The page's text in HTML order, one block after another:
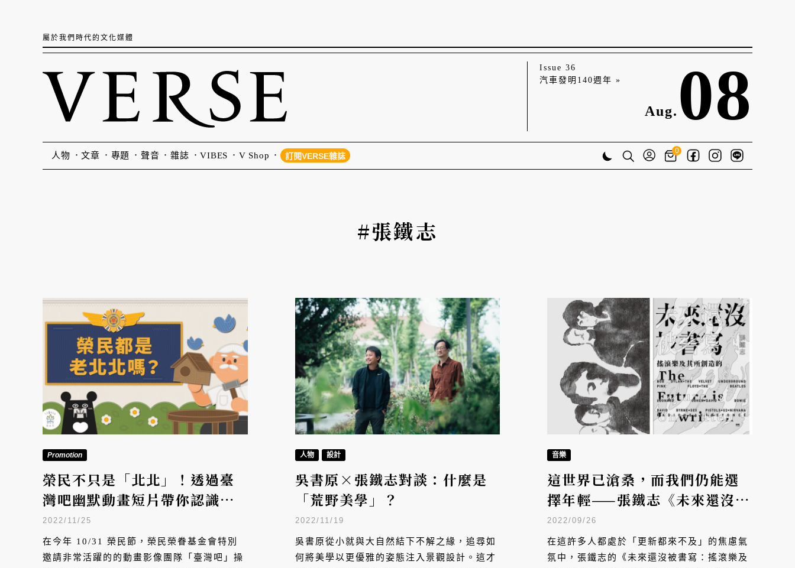
屬於我們時代的文化媒體
Issue 36
汽車發明140週年 »
Aug. 08
人物 文章 專題 聲音 雜誌 VIBES V Shop 訂閱VERSE雜誌
0
#張鐵志
Promotion
榮民不只是「北北」！透過臺
灣吧幽默動畫短片帶你認識
「榮譽國民」真實的一面
2022/11/25
在今年 10/31 榮民節，榮民榮眷基金會特別
邀請非常活躍的的動畫影像團隊「臺灣吧」操
人物 設計
吳書原×張鐵志對談：什麼是
「荒野美學」？
2022/11/19
吳書原從小就與大自然結下不解之緣，追尋如
何將美學以更優雅的姿態注入景觀設計。這才
音樂
這世界已滄桑，而我們仍能選
擇年輕——張鐵志《未來還沒被
書寫》讀後感
2022/09/26
在這許多人都處於「更新都來不及」的焦慮氣
氛中，張鐵志的《未來還沒被書寫：搖滾樂及